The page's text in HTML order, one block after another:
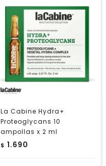
La Cabine Hydra+
Proteoglycans 10
ampollas x 2 ml
$ 1.690